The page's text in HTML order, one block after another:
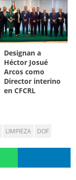
Designan a
Héctor Josué
Arcos como
Director interino
en CFCRL
LIMPIEZA DOF